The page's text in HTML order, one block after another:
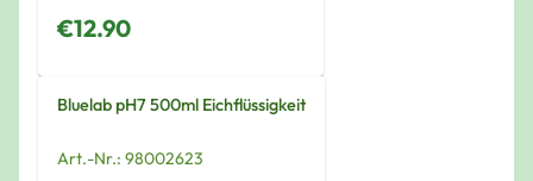
€12.90
Bluelab pH7 500ml Eichflüssigkeit
Art.-Nr.: 98002623